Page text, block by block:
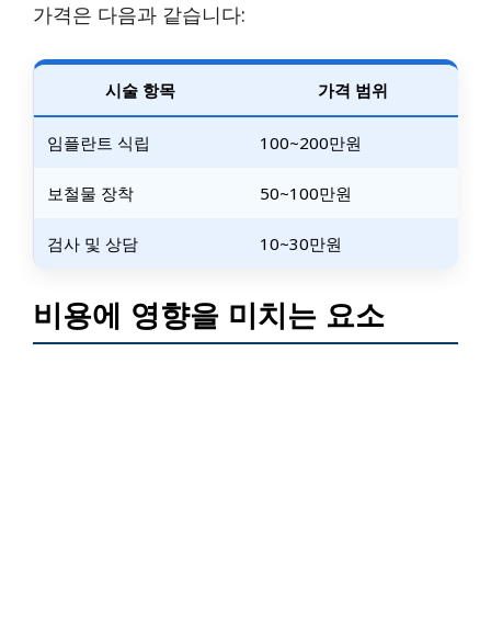
가격은 다음과 같습니다:
시술 항목 가격 범위
임플란트 식립 100~200만원
보철물 장착 50~100만원
검사 및 상담 10~30만원
비용에 영향을 미치는 요소